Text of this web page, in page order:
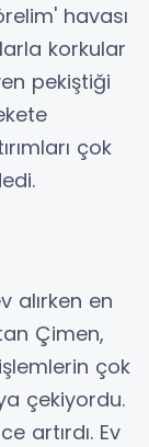
havası
korkular
pekiştiği
çok
alırken en
Çimen,
çok
çekiyordu.
artırdı. Ev